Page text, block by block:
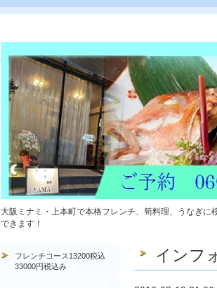
大阪ミナミ・上本町で本格フレンチ、筍料理、うなぎ
できます！
インフ
フレンチコース13200税込
33000円税込み